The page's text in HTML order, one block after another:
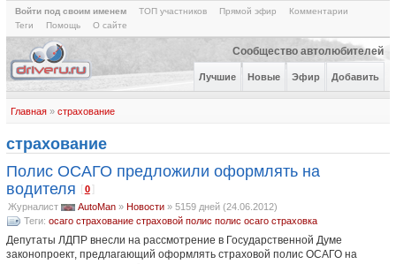
Войти под своим именем ТОП участников Прямой эфир
Комментарии
Теги
Помощь О сайте
Сообщество автолюбителей
Лучшие Новые Эфир Добавить
Главная» страхование
страхование
Полис ОСАГО предложили оформлять на
водителя [0
Журналист AutoMan» Новости» 5159 дней (24.06.2012)
Теги: осаго страхование страховой полис полис осаго страховка
Депутаты ЛДПР внесли на рассмотрение в Государственной Думе
законопроект, предлагающий оформлять страховой полис ОСАГО на